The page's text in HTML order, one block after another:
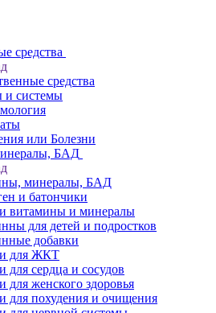
средства
средства
и системы
или Болезни
БАД
минералы, БАД
и батончики
витамины и минералы
для детей и подростков
добавки
для ЖКТ
для сердца и сосудов
для женского здоровья
для похудения и очищения